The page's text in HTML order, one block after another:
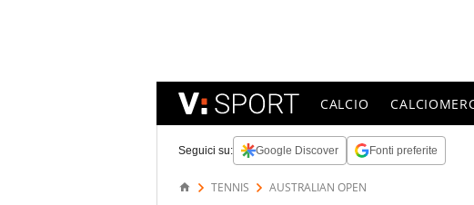
CALCIO
Seguici su: Google Discover Fonti preferite
TENNIS AUSTRALIAN OPEN